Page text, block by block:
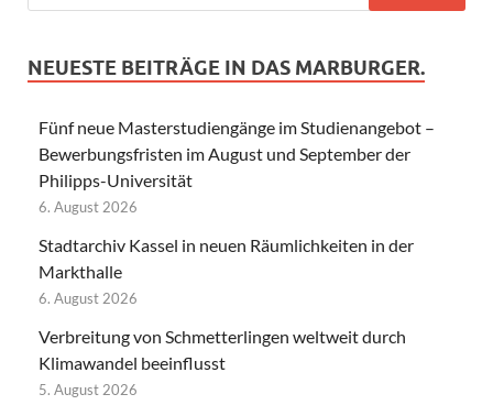
NEUESTE BEITRÄGE IN DAS MARBURGER.
Fünf neue Masterstudiengänge im Studienangebot –
Bewerbungsfristen im August und September der
Philipps-Universität
6. August 2026
Stadtarchiv Kassel in neuen Räumlichkeiten in der
Markthalle
6. August 2026
Verbreitung von Schmetterlingen weltweit durch
Klimawandel beeinflusst
5. August 2026